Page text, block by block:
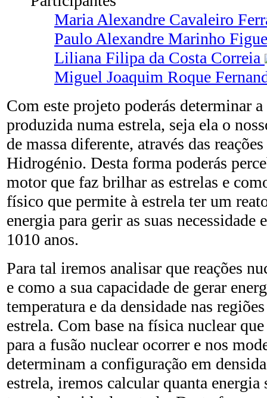
Maria Alexandre Cavaleiro
Paulo Alexandre Marinho
Liliana Filipa da Costa Correia
Miguel Joaquim Roque
Com este projeto poderás determinar
produzida numa estrela, seja ela o
de massa diferente, através das
Hidrogénio. Desta forma poderás
motor que faz brilhar as estrelas e
físico que permite à estrela ter um
energia para gerir as suas necessidade
1010 anos.
Para tal iremos analisar que reações
e como a sua capacidade de gerar
temperatura e da densidade nas
estrela. Com base na física nuclear
para a fusão nuclear ocorrer e nos
determinam a configuração em
estrela, iremos calcular quanta energia